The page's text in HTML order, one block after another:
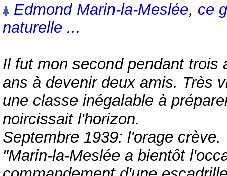
Edmond Marin-la-Meslée, ce
naturelle ...
Il fut mon second pendant
ans à devenir deux amis. Très
une classe inégalable à
noircissait l'horizon.
Septembre 1939: l'orage crève.
"Marin-la-Meslée a bientôt